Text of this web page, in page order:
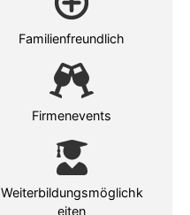
Familienfreundlich
Firmenevents
Weiterbildungsmöglichk
eiten